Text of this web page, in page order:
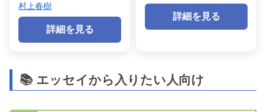
村上春樹
詳細を見る
詳細を見る
📚 エッセイから入りたい人向け